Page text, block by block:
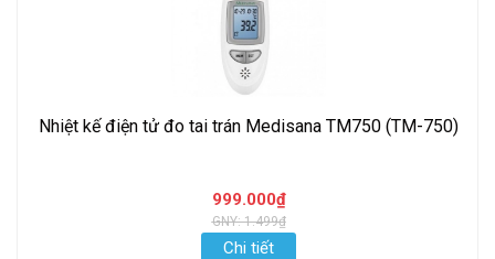
Nhiệt kế điện tử đo tai trán Medisana TM750 (TM-750)
999.000₫
GNY: 1.499₫
Chi tiết